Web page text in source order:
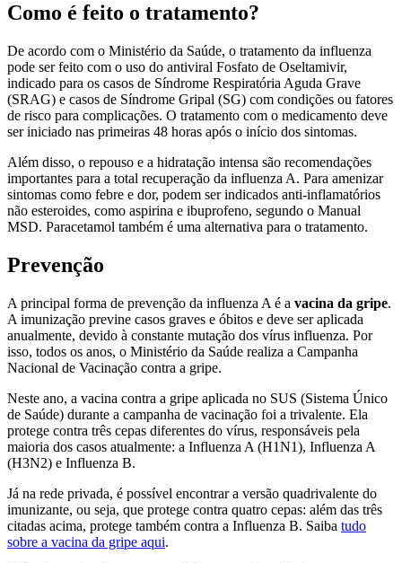
Como é feito o tratamento?
De acordo com o Ministério da Saúde, o tratamento da influenza
pode ser feito com o uso do antiviral Fosfato de Oseltamivir,
indicado para os casos de Síndrome Respiratória Aguda Grave
(SRAG) e casos de Síndrome Gripal (SG) com condições ou fatores
de risco para complicações. O tratamento com o medicamento deve
ser iniciado nas primeiras 48 horas após o início dos sintomas.
Além disso, o repouso e a hidratação intensa são recomendações
importantes para a total recuperação da influenza A. Para amenizar
sintomas como febre e dor, podem ser indicados anti-inflamatórios
não esteroides, como aspirina e ibuprofeno, segundo o Manual
MSD. Paracetamol também é uma alternativa para o tratamento.
Prevenção
A principal forma de prevenção da influenza A é a vacina da gripe.
A imunização previne casos graves e óbitos e deve ser aplicada
anualmente, devido à constante mutação dos vírus influenza. Por
isso, todos os anos, o Ministério da Saúde realiza a Campanha
Nacional de Vacinação contra a gripe.
Neste ano, a vacina contra a gripe aplicada no SUS (Sistema Único
de Saúde) durante a campanha de vacinação foi a trivalente. Ela
protege contra três cepas diferentes do vírus, responsáveis pela
maioria dos casos atualmente: a Influenza A (H1N1), Influenza A
(H3N2) e Influenza B.
Já na rede privada, é possível encontrar a versão quadrivalente do
imunizante, ou seja, que protege contra quatro cepas: além das três
citadas acima, protege também contra a Influenza B. Saiba tudo
sobre a vacina da gripe aqui.